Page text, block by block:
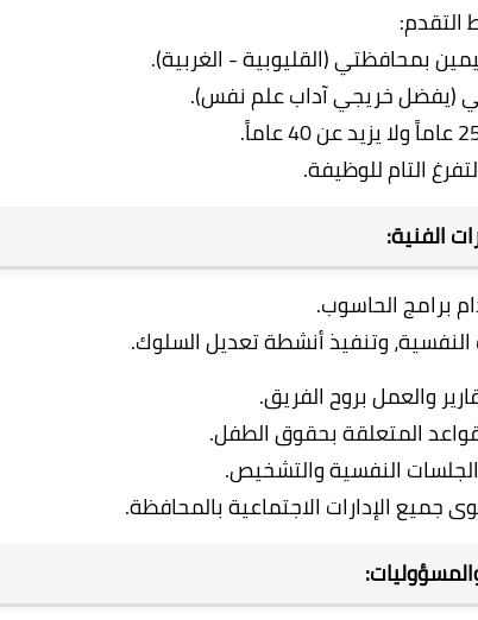
بمحافظتي (القليوبية - الغربية).
خريجي آداب علم نفس).
التام للوظيفة.
الفنية:
برامج الحاسوب.
النفسية، وتنفيذ أنشطة تعديل السلوك.
والعمل بروح الفريق.
المتعلقة بحقوق الطفل.
النفسية والتشخيص.
الإدارات الاجتماعية بالمحافظة.